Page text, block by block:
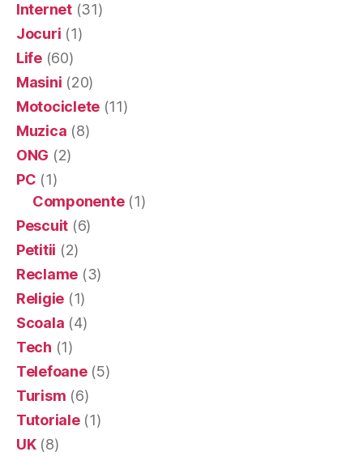
Internet(31)
Jocuri (1)
Life(60)
Masini (20)
Motociclete (11)
Muzica (8)
ONG (2)
PC (1)
Componente(1)
Pescuit (6)
Petitii (2)
Reclame (3)
Religie (1)
Scoala (4)
Tech (1)
Telefoane(5)
Turism (6)
Tutoriale(1)
UK(8)